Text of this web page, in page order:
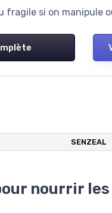
fragile si on manipule
SENZEAL
nourrir